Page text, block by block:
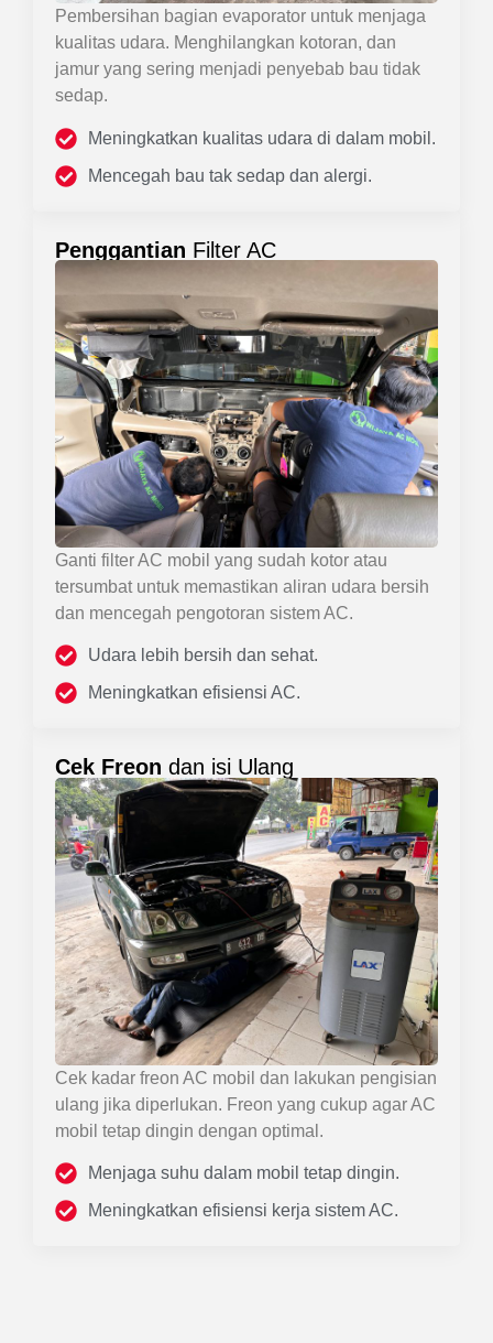
Pembersihan bagian evaporator untuk menjaga
kualitas udara. Menghilangkan kotoran, dan
jamur yang sering menjadi penyebab bau tidak
sedap.
Meningkatkan kualitas udara di dalam mobil.
Mencegah bau tak sedap dan alergi.
Penggantian Filter AC
Ganti filter AC mobil yang sudah kotor atau
tersumbat untuk memastikan aliran udara bersih
dan mencegah pengotoran sistem AC.
Udara lebih bersih dan sehat.
Meningkatkan efisiensi AC.
Cek Freon dan isi Ulang
Cek kadar freon AC mobil dan lakukan pengisian
ulang jika diperlukan. Freon yang cukup agar AC
mobil tetap dingin dengan optimal.
Menjaga suhu dalam mobil tetap dingin.
Meningkatkan efisiensi kerja sistem AC.